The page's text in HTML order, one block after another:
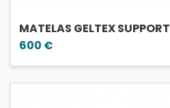
MATELAS GELTEX SUPPORT
600 €